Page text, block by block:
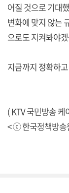
어질 것으로 기대
변화에 맞지 않는
으로도 지켜봐야
지금까지 정확하
( KTV 국민방송
< ⓒ 한국정책방송